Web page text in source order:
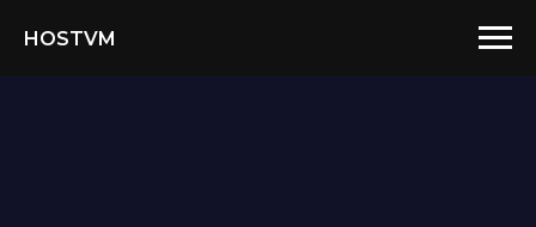
HOSTVM